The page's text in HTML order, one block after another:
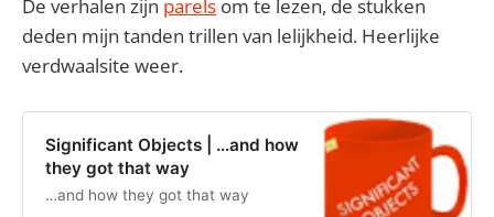
De verhalen zijn parels om te lezen, de stukken
deden mijn tanden trillen van lelijkheid. Heerlijke
verdwaalsite weer.
Significant Objects | …and how
they got that way
…and how they got that way